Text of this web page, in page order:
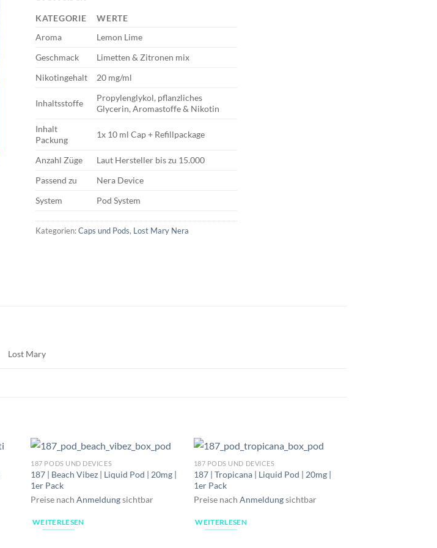
KATEGORIE
WERTE
Aroma
Lemon Lime
Geschmack
Limetten & Zitronen mix
Nikotingehalt
20 mg/ml
Inhaltsstoffe
Propylenglykol, pflanzliches
Glycerin, Aromastoffe & Nikotin
Inhalt
Packung
1x 10 ml Cap + Refillpackage
Anzahl Züge
Laut Hersteller bis zu 15.000
Passend zu
Nera Device
System
Pod System
Kategorien:Caps und Pods, Lost Mary Nera
Lost Mary
187 PODS UND DEVICES
187 | Beach Vibez | Liquid Pod | 20mg |
1er Pack
Preise nachAnmeldungsichtbar
WEITERLESEN
187 PODS UND DEVICES
187 | Tropicana | Liquid Pod | 20mg |
1er Pack
Preise nach Anmeldungsichtbar
WEITERLESEN